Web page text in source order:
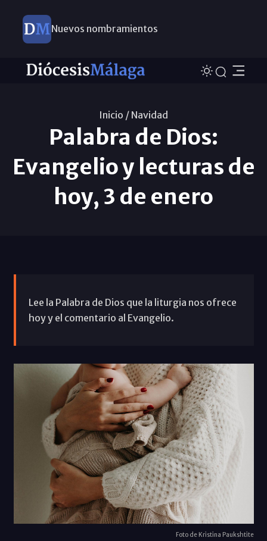
Nuevos nombramientos
Inicio / Navidad
Palabra de Dios:
Evangelio y lecturas de
hoy, 3 de enero
Lee la Palabra de Dios que la liturgia nos ofrece
hoy y el comentario al Evangelio.
Foto de Kristina Paukshtite